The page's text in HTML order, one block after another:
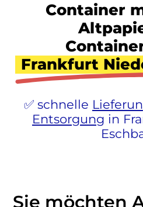
Container
Frankfurt
schnelle
Entsorgung in
Sie möchten